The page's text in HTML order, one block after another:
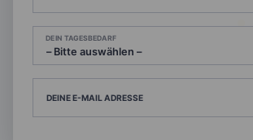
DEIN TAGESBEDARF
DEINE E-MAIL ADRESSE